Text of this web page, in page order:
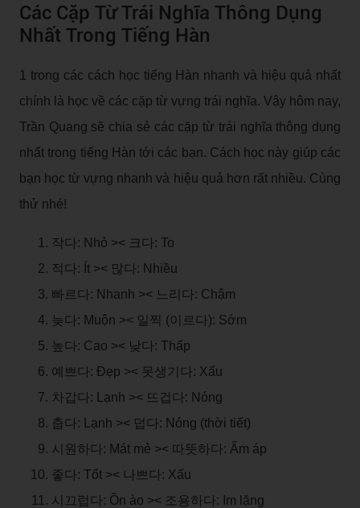
Các Cặp Từ Trái Nghĩa Thông Dụng
Nhất Trong Tiếng Hàn
1 trong các cách học tiếng Hàn nhanh và hiệu quả nhất
chính là học về các cặp từ vựng trái nghĩa. Vậy hôm nay,
Trần Quang sẽ chia sẻ các cặp từ trái nghĩa thông dụng
nhất trong tiếng Hàn tới các bạn. Cách học này giúp các
bạn học từ vựng nhanh và hiệu quả hơn rất nhiều. Cùng
thử nhé!
작다: Nhỏ >< 크다: To
적다: Ít >< 많다: Nhiều
빠르다: Nhanh >< 느리다: Chậm
늦다: Muộn >< 일찍 (이르다): Sớm
높다: Cao >< 낮다: Thấp
예쁘다: Đẹp >< 못생기다: Xấu
차갑다: Lạnh >< 뜨겁다: Nóng
춥다: Lạnh >< 덥다: Nóng (thời tiết)
시원하다: Mát mẻ >< 따뜻하다: Ấm áp
좋다: Tốt >< 나쁘다: Xấu
시끄럽다: Ồn ào >< 조용하다: Im lặng